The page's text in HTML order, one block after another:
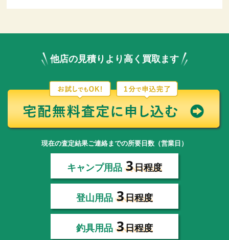
他店の見積りより高く買取ます
現在の査定結果ご連絡までの所要日数（営業日）
キャンプ用品 3日程度
登山用品 3日程度
釣具用品 3日程度